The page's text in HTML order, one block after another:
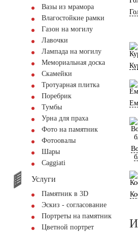
Вазы из мрамора
Влагостойкие рамки
Газон на могилу
Лавочки
Лампада на могилу
Мемориальная доска
Скамейки
Тротуарная плитка
Поребрик
Тумбы
Урна для праха
Фото на памятник
Фотоовалы
Шары
Сaggiati
Услуги
Памятник в 3D
Эскиз - согласование
Портреты на памятник
Цветной портрет